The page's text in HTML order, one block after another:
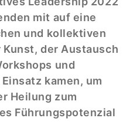
mit auf eine
und kollektiven
der Austausch
und
kamen, um
Heilung zum
Führungspotenzial